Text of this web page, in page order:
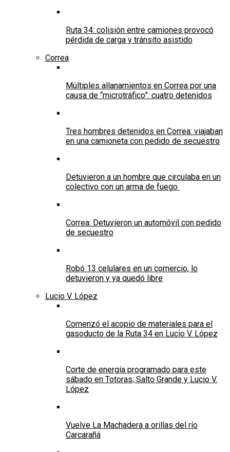
Ruta 34: colisión entre camiones provocó
pérdida de carga y tránsito asistido
Correa
Múltiples allanamientos en Correa por una
causa de “microtráfico”: cuatro detenidos
Tres hombres detenidos en Correa: viajaban
en una camioneta con pedido de secuestro
Detuvieron a un hombre que circulaba en un
colectivo con un arma de fuego
Correa: Detuvieron un automóvil con pedido
de secuestro
Robó 13 celulares en un comercio, lo
detuvieron y ya quedó libre
Lucio V. López
Comenzó el acopio de materiales para el
gasoducto de la Ruta 34 en Lucio V. López
Corte de energía programado para este
sábado en Totoras, Salto Grande y Lucio V.
López
Vuelve La Machadera a orillas del río
Carcarañá